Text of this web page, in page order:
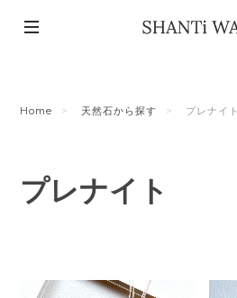
Home 天然石から探す プレナイト
プレナイト